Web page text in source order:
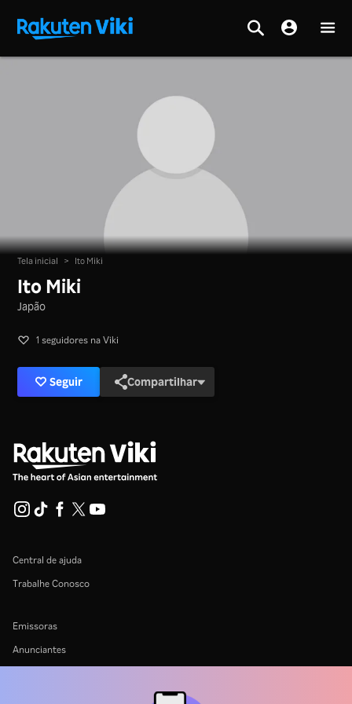
Tela inicial > Ito Miki
Ito Miki
Japão
1 seguidores na Viki
Seguir Compartilhar
Central de ajuda
Trabalhe Conosco
Emissoras
Anunciantes